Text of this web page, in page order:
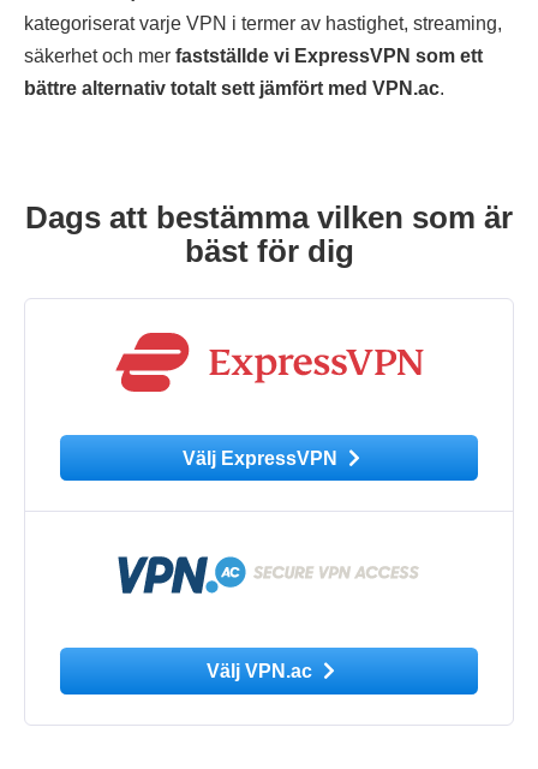
kategoriserat varje VPN i termer av hastighet, streaming,
säkerhet och mer fastställde vi ExpressVPN som ett
bättre alternativ totalt sett jämfört med VPN.ac.
Dags att bestämma vilken som är
bäst för dig
Välj ExpressVPN
Välj VPN.ac